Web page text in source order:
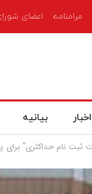
مرامنامه اعضای
اخبار بیانیه
ثبت نام حداکثری” برای